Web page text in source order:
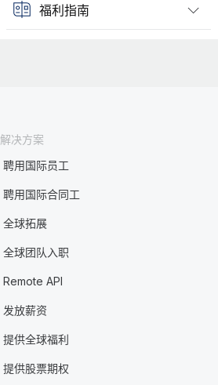
福利指南
解决方案
聘用国际员工
聘用国际合同工
全球拓展
全球团队入职
Remote API
发放薪资
提供全球福利
提供股票期权